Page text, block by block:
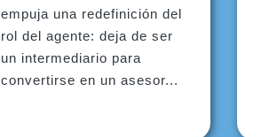
empuja una redefinición del
rol del agente: deja de ser
un intermediario para
convertirse en un asesor...